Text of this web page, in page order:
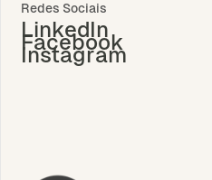
Redes Sociais
LinkedIn
Facebook
Instagram